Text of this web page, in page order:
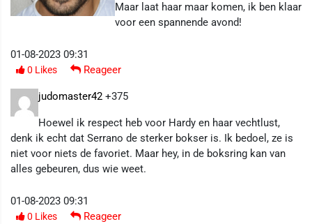
Maar laat haar maar komen, ik ben klaar
voor een spannende avond!
01-08-2023 09:31
0 Likes Reageer
judomaster42 +375
Hoewel ik respect heb voor Hardy en haar vechtlust,
denk ik echt dat Serrano de sterker bokser is. Ik bedoel, ze is
niet voor niets de favoriet. Maar hey, in de boksring kan van
alles gebeuren, dus wie weet.
01-08-2023 09:31
0 Likes Reageer